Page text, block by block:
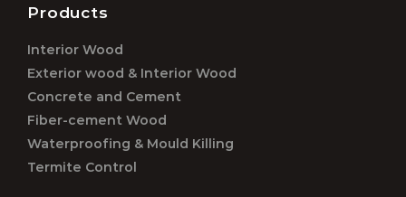
Products
Interior Wood
Exterior wood & Interior Wood
Concrete and Cement
Fiber-cement Wood
Waterproofing & Mould Killing
Termite Control